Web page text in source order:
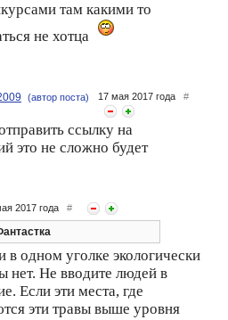
там какими то
не хотца
(автор поста) 17 мая 2017 года #
ссылку на
это не сложно будет
2017 года #
в одном уголке экологически
нет. Не вводите людей в
Если эти места, где
эти травы выше уровня